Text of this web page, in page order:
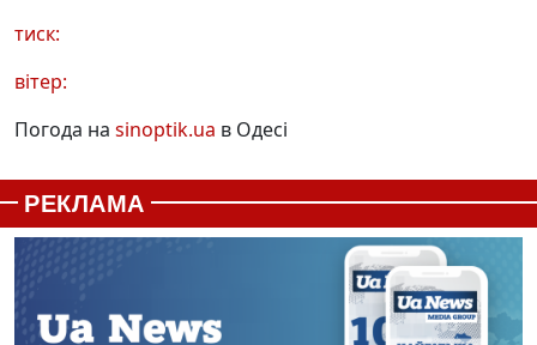
тиск:
вітер:
Погода на sinoptik.ua в Одесі
РЕКЛАМА